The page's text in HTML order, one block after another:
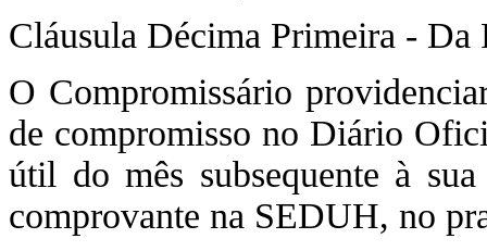
Cláusula Décima Primeira - Da
O Compromissário
de compromisso no Diário
útil do mês subsequente à
comprovante na SEDUH, no